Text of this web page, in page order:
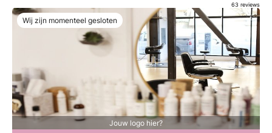
Jouw logo hier?
Wij zijn momenteel gesloten
63 reviews